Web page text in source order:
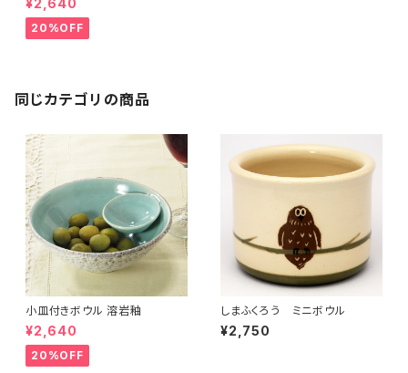
20%OFF
同じカテゴリの商品
小皿付きボウル 溶岩釉
¥2,640
20%OFF
しまふくろう ミニボウル
¥2,750